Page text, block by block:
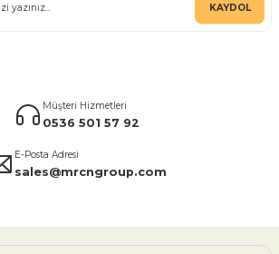
KAYDOL
Müşteri Hizmetleri
0536 501 57 92
E-Posta Adresi
sales@mrcngroup.com